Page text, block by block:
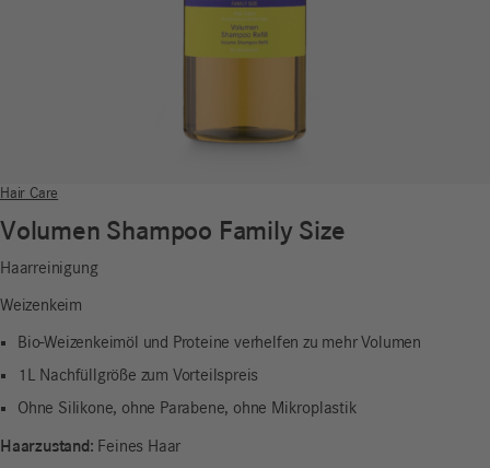
Hair Care
Volumen Shampoo Family Size
Haarreinigung
Weizenkeim
Bio-Weizenkeimöl und Proteine verhelfen zu mehr Volumen
1L Nachfüllgröße zum Vorteilspreis
Ohne Silikone, ohne Parabene, ohne Mikroplastik
Haarzustand: Feines Haar